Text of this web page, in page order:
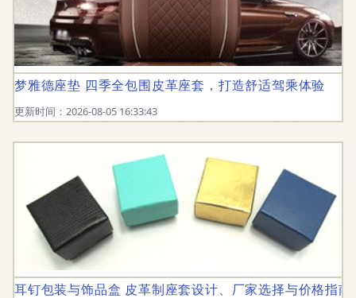
梦雅德座垫 四季全包围皮革座套，打造舒适驾乘体验
更新时间：2026-08-05 16:33:43
耳钉包装与饰品盒 皮革制座套设计、厂家选择与价格指南